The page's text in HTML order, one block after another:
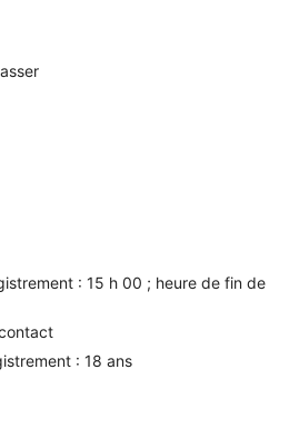
: 15 h 00 ; heure de fin de
: 18 ans